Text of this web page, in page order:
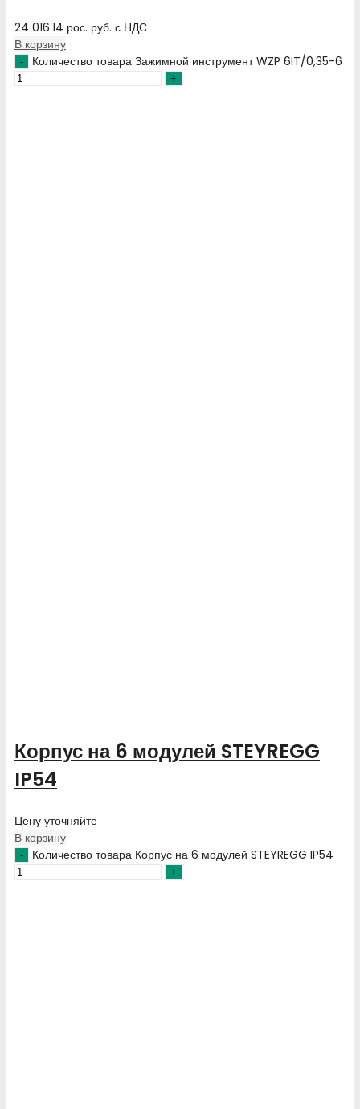
24 016.14 рос. руб. с НДС
В корзину
Количество товара Зажимной инструмент WZP 6IT/0,35-6
Корпус на 6 модулей STEYREGG
IP54
Цену уточняйте
В корзину
Количество товара Корпус на 6 модулей STEYREGG IP54